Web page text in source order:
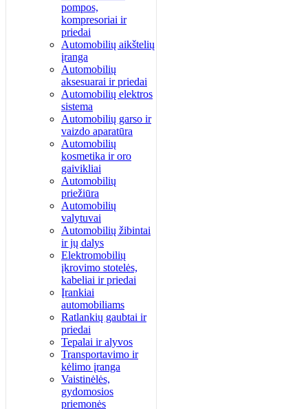
pompos,
kompresoriai ir
priedai
Automobilių aikštelių
įranga
Automobilių
aksesuarai ir priedai
Automobilių elektros
sistema
Automobilių garso ir
vaizdo aparatūra
Automobilių
kosmetika ir oro
gaivikliai
Automobilių
priežiūra
Automobilių
valytuvai
Automobilių žibintai
ir jų dalys
Elektromobilių
įkrovimo stotelės,
kabeliai ir priedai
Įrankiai
automobiliams
Ratlankių gaubtai ir
priedai
Tepalai ir alyvos
Transportavimo ir
kėlimo įranga
Vaistinėlės,
gydomosios
priemonės